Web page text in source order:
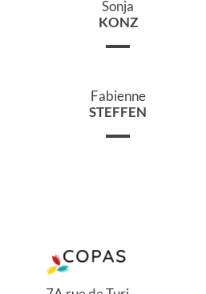
Sonja
KONZ
Fabienne
STEFFEN